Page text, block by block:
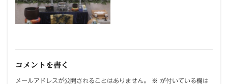
コメントを書く
メールアドレスが公開されることはありません。 ※ が付いている欄は